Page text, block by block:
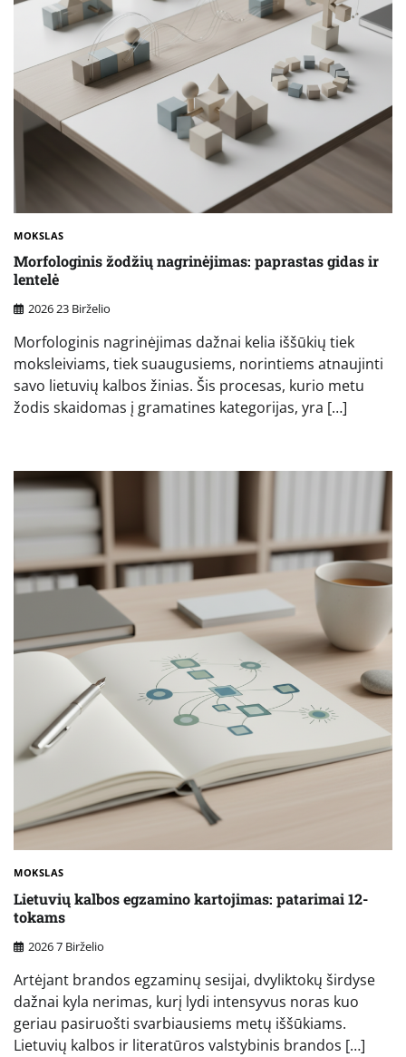
MOKSLAS
Morfologinis žodžių nagrinėjimas: paprastas gidas ir
lentelė
2026 23 Birželio
Morfologinis nagrinėjimas dažnai kelia iššūkių tiek
moksleiviams, tiek suaugusiems, norintiems atnaujinti
savo lietuvių kalbos žinias. Šis procesas, kurio metu
žodis skaidomas į gramatines kategorijas, yra […]
MOKSLAS
Lietuvių kalbos egzamino kartojimas: patarimai 12-
tokams
2026 7 Birželio
Artėjant brandos egzaminų sesijai, dvyliktokų širdyse
dažnai kyla nerimas, kurį lydi intensyvus noras kuo
geriau pasiruošti svarbiausiems metų iššūkiams.
Lietuvių kalbos ir literatūros valstybinis brandos […]